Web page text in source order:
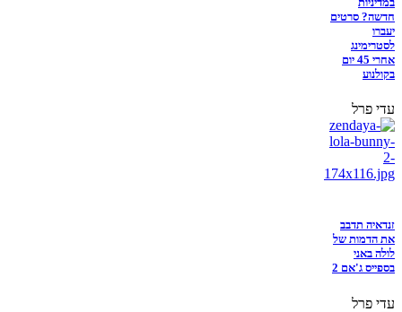
חדשה? סרטים
יעברו
לסטרימינג
אחרי 45 יום
בקולנוע
עדי פרל
זנדאיה תדבב
את הדמות של
לולה באני
בספייס ג'אם 2
עדי פרל